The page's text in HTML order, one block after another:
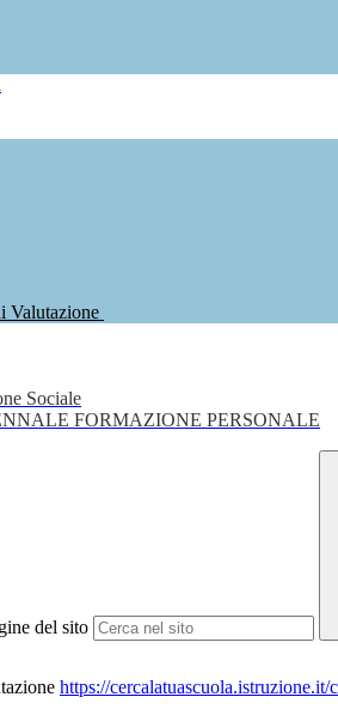
Valutazione
Sociale
FORMAZIONE PERSONALE
del sito
https://